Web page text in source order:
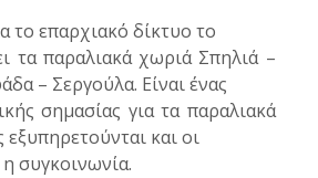
το επαρχιακό δίκτυο το
τα παραλιακά χωριά Σπηλιά –
– Σεργούλα. Είναι ένας
σημασίας για τα παραλιακά
και οι
η συγκοινωνία.